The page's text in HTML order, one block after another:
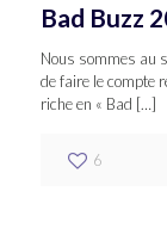
Bad Buzz
Nous sommes au
de faire le compte
riche en « Bad […]
6